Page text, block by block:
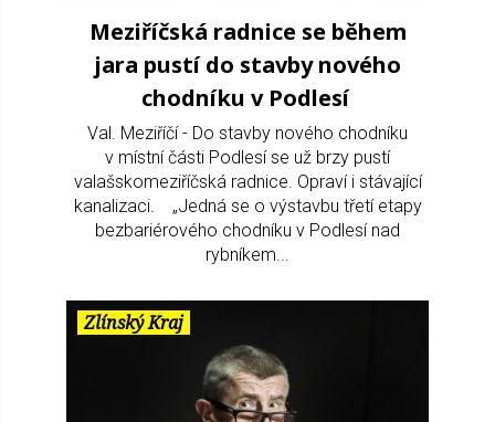
Meziříčská radnice se během
jara pustí do stavby nového
chodníku v Podlesí
Val. Meziříčí - Do stavby nového chodníku
v místní části Podlesí se už brzy pustí
valašskomeziříčská radnice. Opraví i stávající
kanalizaci. „Jedná se o výstavbu třetí etapy
bezbariérového chodníku v Podlesí nad
rybníkem...
Zlínský Kraj